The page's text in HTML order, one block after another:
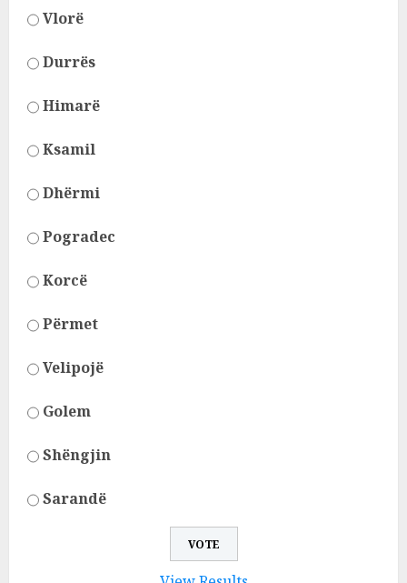
Vlorë
Durrës
Himarë
Ksamil
Dhërmi
Pogradec
Korcë
Përmet
Velipojë
Golem
Shëngjin
Sarandë